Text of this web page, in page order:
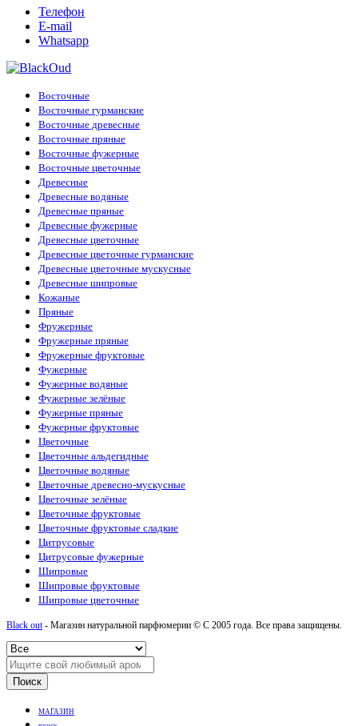
Телефон
E-mail
Whatsapp
Восточные
Восточные гурманские
Восточные древесные
Восточные пряные
Восточные фужерные
Восточные цветочные
Древесные
Древесные водяные
Древесные пряные
Древесные фужерные
Древесные цветочные
Древесные цветочные гурманские
Древесные цветочные мускусные
Древесные шипровые
Кожаные
Пряные
Фружерные
Фружерные пряные
Фружерные фруктовые
Фужерные
Фужерные водяные
Фужерные зелёные
Фужерные пряные
Фужерные фруктовые
Цветочные
Цветочные альдегидные
Цветочные водяные
Цветочные древесно-мускусные
Цветочные зелёные
Цветочные фруктовые
Цветочные фруктовые сладкие
Цитрусовые
Цитрусовые фужерные
Шипровые
Шипровые фруктовые
Шипровые цветочные
Black out- Магазин натуральной парфюмерии © С 2005 года. Все права защищены.
Поиск
МАГАЗИН